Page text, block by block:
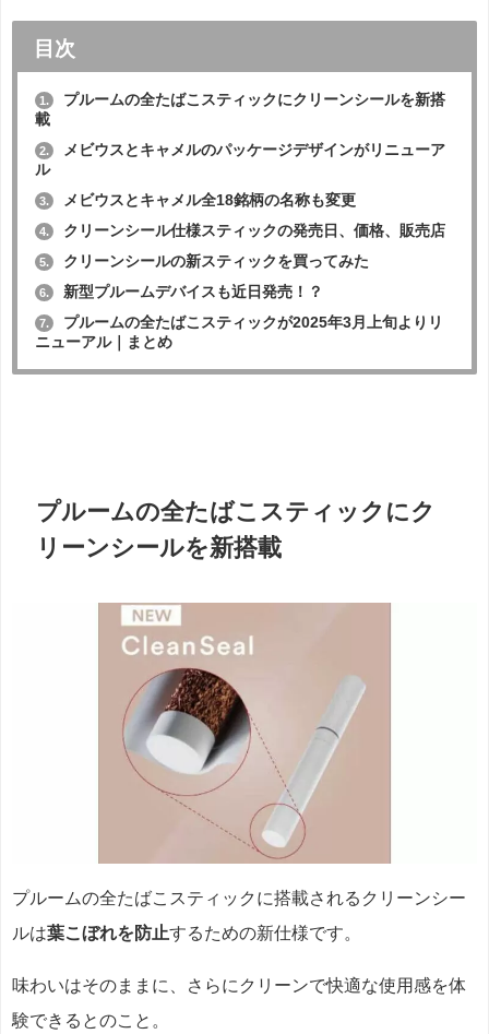
目次
1.
プルームの全たばこスティックにクリーンシールを新搭
載
2.
メビウスとキャメルのパッケージデザインがリニューア
ル
3. メビウスとキャメル全18銘柄の名称も変更
4. クリーンシール仕様スティックの発売日、価格、販売店
5. クリーンシールの新スティックを買ってみた
6. 新型プルームデバイスも近日発売！？
7.
プルームの全たばこスティックが2025年3月上旬よりリ
ニューアル｜まとめ
プルームの全たばこスティックにク
リーンシールを新搭載
プルームの全たばこスティックに搭載されるクリーンシー
ルは葉こぼれを防止するための新仕様です。
味わいはそのままに、さらにクリーンで快適な使用感を体
験できるとのこと。